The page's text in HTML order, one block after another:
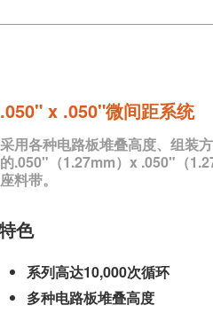
.050" x .050"微间距系统
采用各种电路板堆叠高度、组装
的.050"（1.27mm）x .050"（
座料带。
色
系列高达10,000次循环
多种电路板堆叠高度